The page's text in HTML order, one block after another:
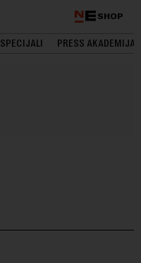
SHOP
SPECIJALI PRESS AKADEMIJA